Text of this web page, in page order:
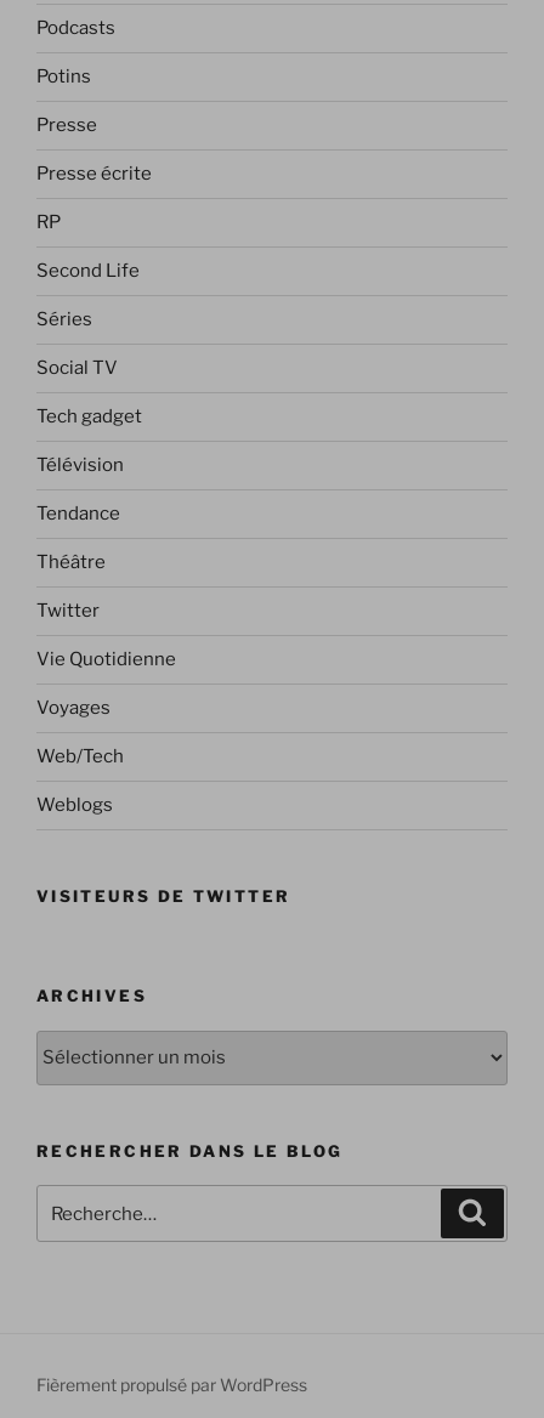
Podcasts
Potins
Presse
Presse écrite
RP
Second Life
Séries
Social TV
Tech gadget
Télévision
Tendance
Théâtre
Twitter
Vie Quotidienne
Voyages
Web/Tech
Weblogs
VISITEURS DE TWITTER
ARCHIVES
Archives
RECHERCHER DANS LE BLOG
pour
Fièrement propulsé par WordPress